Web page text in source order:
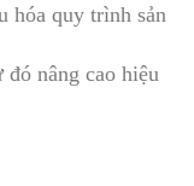
hóa quy trình sản
nâng cao hiệu